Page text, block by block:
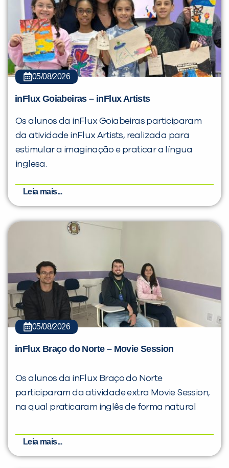
05/08/2026
inFlux Goiabeiras – inFlux Artists
Os alunos da inFlux Goiabeiras participaram
da atividade inFlux Artists, realizada para
estimular a imaginação e praticar a língua
inglesa.
Leia mais...
05/08/2026
inFlux Braço do Norte – Movie Session
Os alunos da inFlux Braço do Norte
participaram da atividade extra Movie Session,
na qual praticaram inglês de forma natural
Leia mais...